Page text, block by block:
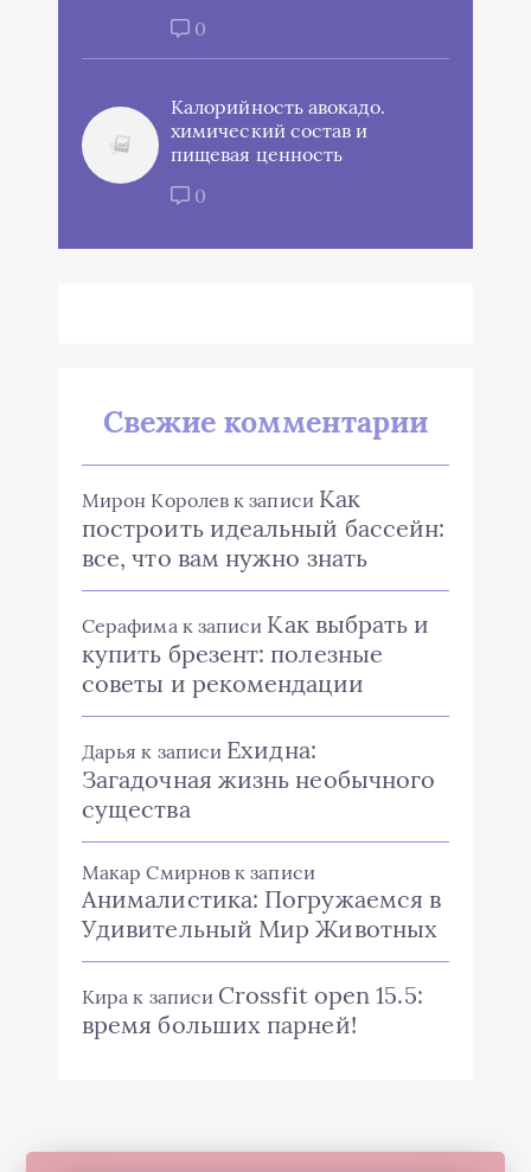
0
Калорийность авокадо.
химический состав и
пищевая ценность
0
Свежие комментарии
Мирон Королев к записи Как
построить идеальный бассейн:
все, что вам нужно знать
Серафима к записи Как выбрать и
купить брезент: полезные
советы и рекомендации
Дарья к записи Ехидна:
Загадочная жизнь необычного
существа
Макар Смирнов к записи
Анималистика: Погружаемся в
Удивительный Мир Животных
Кира к записи Crossfit open 15.5:
время больших парней!